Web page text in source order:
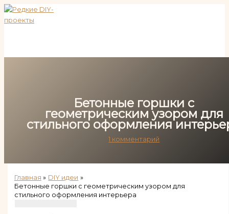
Перейти
к
Бетонные горшки с
геометрическим узором для
стильного оформления
1 комментарий
Главная
DIY идеи
Бетонные горшки с геометрическим узором для
стильного оформления интерьера